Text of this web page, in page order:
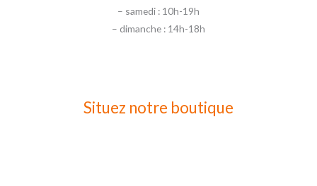
– samedi : 10h-19h
– dimanche : 14h-18h
Situez notre boutique